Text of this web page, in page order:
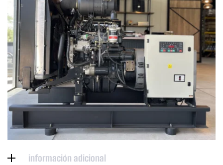
información adicional